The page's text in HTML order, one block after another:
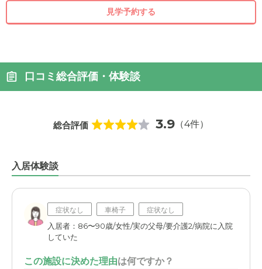
見学予約する
口コミ総合評価・体験談
総合評価 3.9 （4件）
入居体験談
症状なし 車椅子 症状なし
入居者：86〜90歳/女性/実の父母/要介護2/病院に入院
していた
この施設に決めた理由は何ですか？